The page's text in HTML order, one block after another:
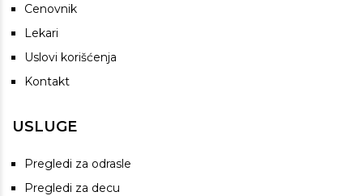
Cenovnik
Lekari
Uslovi korišćenja
Kontakt
USLUGE
Pregledi za odrasle
Pregledi za decu